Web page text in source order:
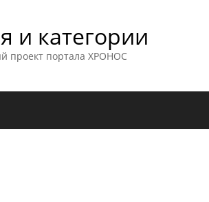
и категории
проект портала ХРОНОС